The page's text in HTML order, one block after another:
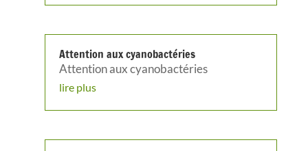
Attention aux cyanobactéries
Attention aux cyanobactéries
lire plus